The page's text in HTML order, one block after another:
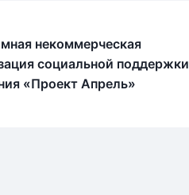
некоммерческая
социальной поддержки
«Проект Апрель»